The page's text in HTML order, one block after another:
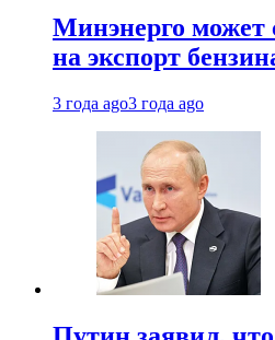
Минэнерго может
на экспорт
3 года ago3 года ago